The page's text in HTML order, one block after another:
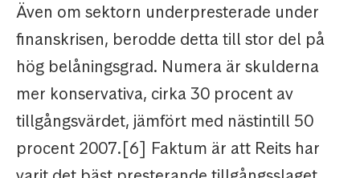
Även om sektorn underpresterade under
finanskrisen, berodde detta till stor del på
hög belåningsgrad. Numera är skulderna
mer konservativa, cirka 30 procent av
tillgångsvärdet, jämfört med nästintill 50
procent 2007.[6] Faktum är att Reits har